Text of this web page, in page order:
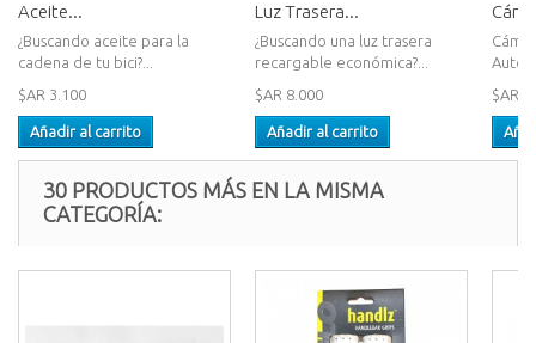
Aceite...
¿Buscando aceite para la
cadena de tu bici?...
$AR 3.100
Añadir al carrito
Luz Trasera...
¿Buscando una luz trasera
recargable económica?...
$AR 8.000
Añadir al carrito
Auto
$AR
30 PRODUCTOS MÁS EN LA MISMA
CATEGORÍA: